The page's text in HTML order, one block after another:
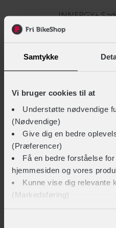
Samtykke
Vi bruger cookies til at
Understøtte nødvendige
(Nødvendige)
Give dig en bedre
(Præferencer)
Få en bedre forståelse
hjemmesiden og vores
Kunne vise dig relevante
(Markedsføring)
+ 279,-
INNERGY+
+ 249,- + 199,-
INNERGY+
+ 249,-
TEKNISKE